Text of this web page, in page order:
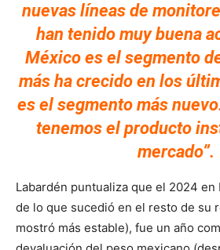
nuevas líneas de
han tenido muy buena
México es el segmento
más ha crecido en los
es el segmento más
tenemos el producto
mercado”.
Labardén puntualiza que el 2024
de lo que sucedió en el resto de su
mostró más estable), fue un año